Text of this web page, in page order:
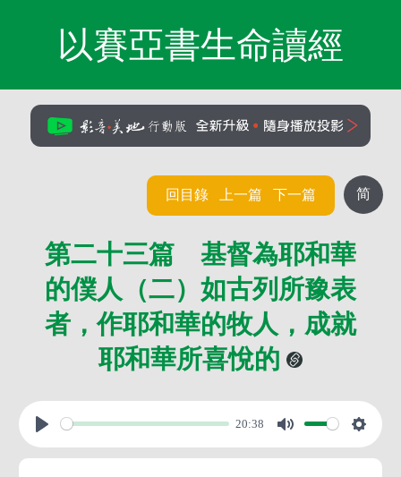
以賽亞書生命讀經
简
回目錄 上一篇 下一篇
第二十三篇 基督為耶和華
的僕人（二）如古列所豫表
者，作耶和華的牧人，成就
耶和華所喜悅的
20:38